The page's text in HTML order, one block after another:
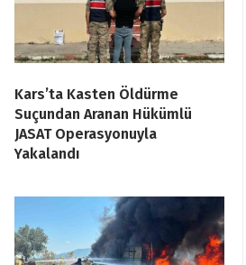
Kars’ta Kasten Öldürme
Suçundan Aranan Hükümlü
JASAT Operasyonuyla
Yakalandı